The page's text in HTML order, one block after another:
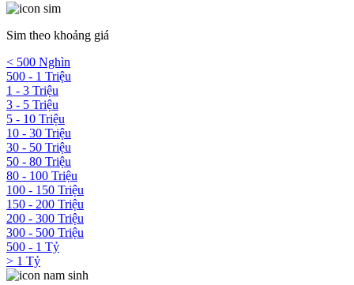
Sim theo khoảng giá
< 500 Nghìn
500 - 1 Triệu
1 - 3 Triệu
3 - 5 Triệu
5 - 10 Triệu
10 - 30 Triệu
30 - 50 Triệu
50 - 80 Triệu
80 - 100 Triệu
100 - 150 Triệu
150 - 200 Triệu
200 - 300 Triệu
300 - 500 Triệu
500 - 1 Tỷ
> 1 Tỷ